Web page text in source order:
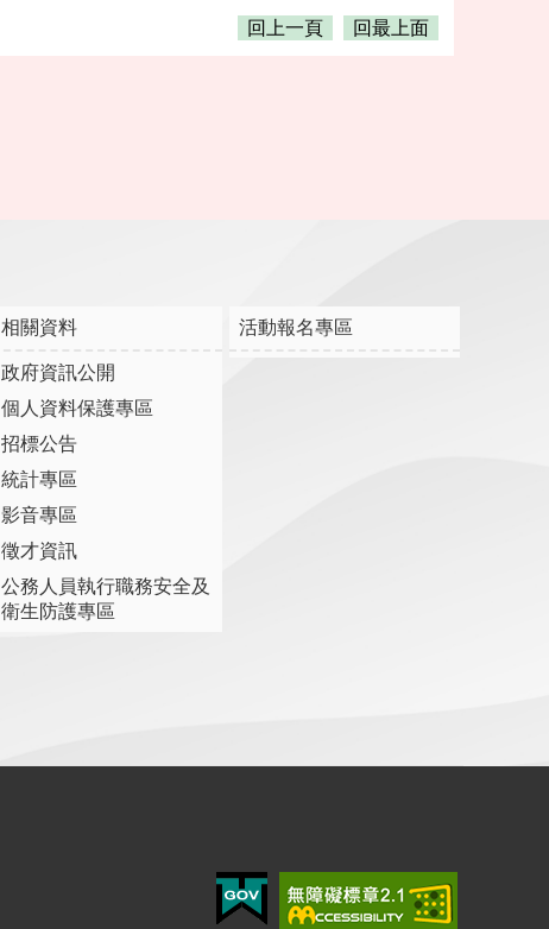
回上一頁 回最上面
相關資料
政府資訊公開
個人資料保護專區
招標公告
統計專區
影音專區
徵才資訊
公務人員執行職務安全及
衛生防護專區
活動報名專區